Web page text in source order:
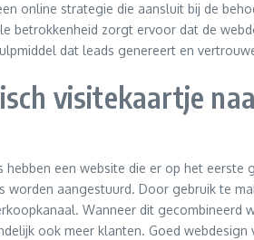
online strategie die aansluit bij de
betrokkenheid zorgt ervoor dat de
dat leads genereert en
visitekaartje
hebben een website die er op het
worden aangestuurd. Door gebruik te
Wanneer dit gecombineerd
ook meer klanten. Goed